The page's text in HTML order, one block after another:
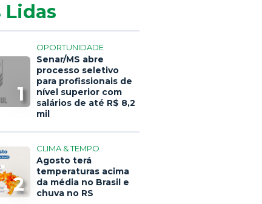
Lidas
1
OPORTUNIDADE
Senar/MS abre
processo seletivo
para profissionais de
nível superior com
salários de até R$ 8,2
mil
2
CLIMA & TEMPO
Agosto terá
temperaturas acima
da média no Brasil e
chuva no RS